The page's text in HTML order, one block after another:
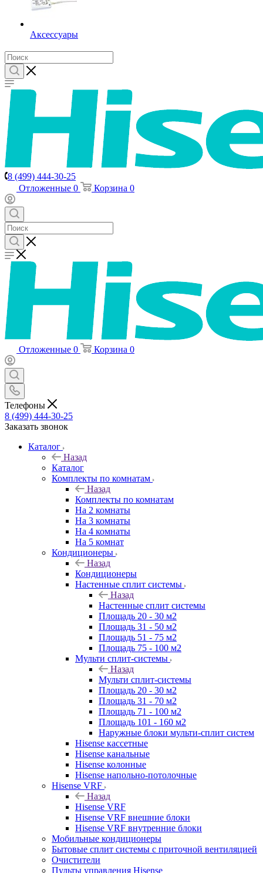
Аксессуары
8 (499) 444-30-25
Отложенные 0 Корзина 0
Отложенные 0 Корзина 0
Телефоны
8 (499) 444-30-25
Заказать звонок
Каталог
Назад
Каталог
Комплекты по комнатам
Назад
Комплекты по комнатам
На 2 комнаты
На 3 комнаты
На 4 комнаты
На 5 комнат
Кондиционеры
Назад
Кондиционеры
Настенные сплит системы
Назад
Настенные сплит системы
Площадь 20 - 30 м2
Площадь 31 - 50 м2
Площадь 51 - 75 м2
Площадь 75 - 100 м2
Мульти сплит-системы
Назад
Мульти сплит-системы
Площадь 20 - 30 м2
Площадь 31 - 70 м2
Площадь 71 - 100 м2
Площадь 101 - 160 м2
Наружные блоки мульти-сплит систем
Hisense кассетные
Hisense канальные
Hisense колонные
Hisense напольно-потолочные
Hisense VRF
Назад
Hisense VRF
Hisense VRF внешние блоки
Hisense VRF внутренние блоки
Мобильные кондиционеры
Бытовые сплит системы с приточной вентиляцией
Очистители
Пульты управления Hisense